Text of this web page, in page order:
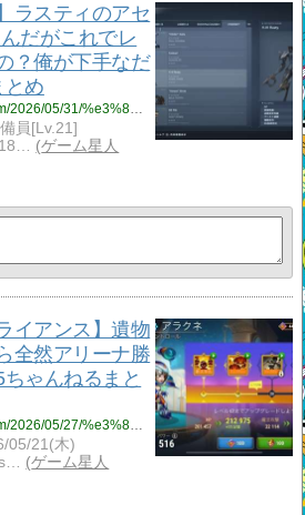
ラスティのアセ
だがこれでレ
？俺が下手なだ
とめ
員[Lv.21]
ゲーム星人
イアンス】遺物
全然アリーナ勝
ゃんねるまと
05/21(木)
ゲーム星人